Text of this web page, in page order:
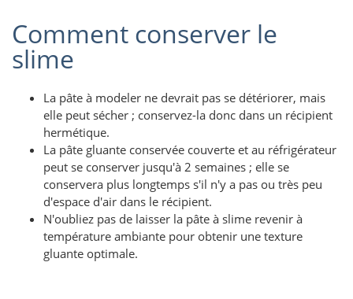
Comment conserver le
slime
La pâte à modeler ne devrait pas se détériorer, mais
elle peut sécher ; conservez-la donc dans un récipient
hermétique.
La pâte gluante conservée couverte et au réfrigérateur
peut se conserver jusqu'à 2 semaines ; elle se
conservera plus longtemps s'il n'y a pas ou très peu
d'espace d'air dans le récipient.
N'oubliez pas de laisser la pâte à slime revenir à
température ambiante pour obtenir une texture
gluante optimale.